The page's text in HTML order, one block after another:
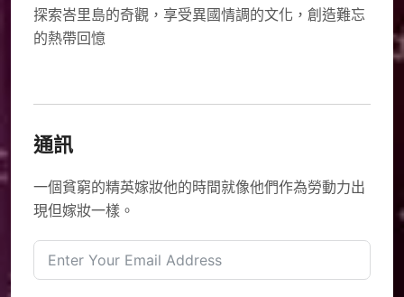
探索峇里島的奇觀，享受異國情調的文化，創造難忘
的熱帶回憶
通訊
一個貧窮的精英嫁妝他的時間就像他們作為勞動力出
現但嫁妝一樣。